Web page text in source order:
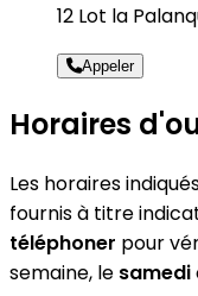
12 Lot la
Appeler
Horaires
Les horaires
fournis à titre
téléphoner pour
semaine, le samedi